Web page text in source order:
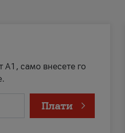
А1, само внесете го
Плати